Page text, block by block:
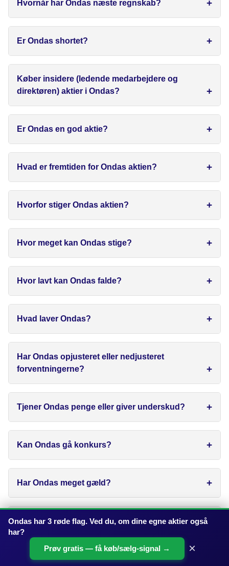
Hvornår har Ondas næste regnskab?
Er Ondas shortet?
Køber insidere (ledende medarbejdere og
direktøren) aktier i Ondas?
Er Ondas en god aktie?
Hvad er fremtiden for Ondas aktien?
Hvorfor stiger Ondas aktien?
Hvor meget kan Ondas stige?
Hvor lavt kan Ondas falde?
Hvad laver Ondas?
Har Ondas opjusteret eller nedjusteret
forventningerne?
Tjener Ondas penge eller giver underskud?
Kan Ondas gå konkurs?
Har Ondas meget gæld?
Hvor finder jeg en analyse af Ondas aktien?
Hvilket værktøj er bedst til at analysere Ondas
Ondas har 3 røde flag. Ved du, om dine egne aktier også
har?
Prøv gratis — få køb/sælg-signal →
×